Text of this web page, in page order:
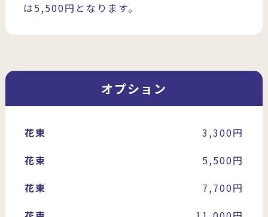
は5,500円となります。
オプション
花束
3,300円
花束
5,500円
花束
7,700円